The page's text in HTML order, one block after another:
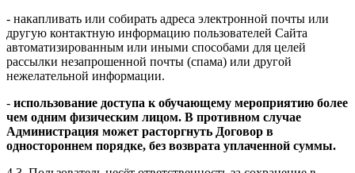
- накапливать или собирать адреса электронной почты или
другую контактную информацию пользователей Сайта
автоматизированным или иными способами для целей
рассылки незапрошенной почты (спама) или другой
нежелательной информации.
- использование доступа к обучающему мероприятию более
чем одним физическим лицом. В противном случае
Администрация может расторгнуть Договор в
одностороннем порядке, без возврата уплаченной суммы.